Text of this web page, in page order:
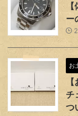
ー
お
チ
つ